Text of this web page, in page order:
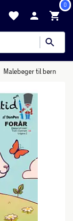
0
Malebøger til børn